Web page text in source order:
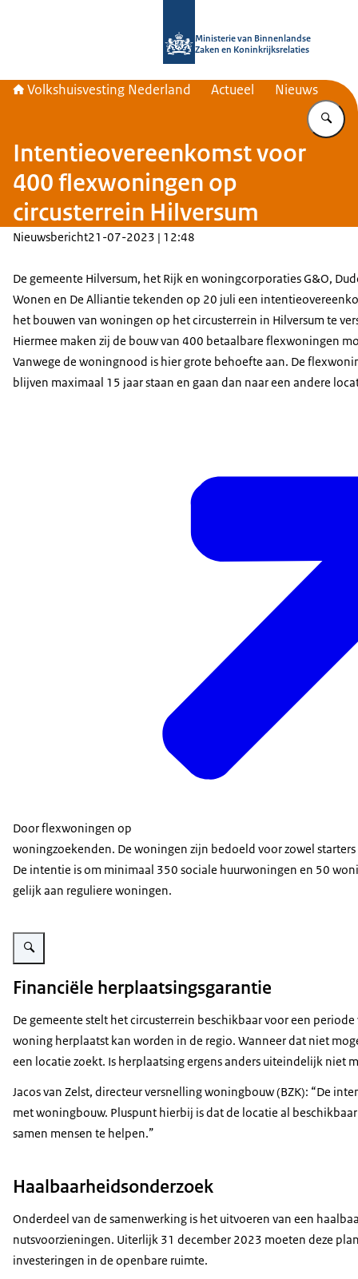
Ministerie van Binnenlandse
Zaken en Koninkrijksrelaties
Volkshuisvesting Nederland Actueel Nieuws
Intentieovereenkomst voor
400 flexwoningen op
circusterrein Hilversum
Nieuwsbericht21-07-2023 | 12:48
De gemeente Hilversum, het Rijk en woningcorporaties G&O,
Wonen en De Alliantie tekenden op 20 juli een
het bouwen van woningen op het circusterrein in Hilversum te
Hiermee maken zij de bouw van 400 betaalbare flexwoningen
Vanwege de woningnood is hier grote behoefte aan. De
blijven maximaal 15 jaar staan en gaan dan naar een andere
Door flexwoningen op
woningzoekenden. De woningen zijn bedoeld voor zowel
De intentie is om minimaal 350 sociale huurwoningen en 50
gelijk aan reguliere woningen.
Vergroot afbeelding Flexwoningen Hilversum vanuit de lucht
Financiële herplaatsingsgarantie
De gemeente stelt het circusterrein beschikbaar voor een
woning herplaatst kan worden in de regio. Wanneer dat niet
een locatie zoekt. Is herplaatsing ergens anders uiteindelijk niet
Jacos van Zelst, directeur versnelling woningbouw (BZK): “De
met woningbouw. Pluspunt hierbij is dat de locatie al
samen mensen te helpen.”
Haalbaarheidsonderzoek
Onderdeel van de samenwerking is het uitvoeren van een
nutsvoorzieningen. Uiterlijk 31 december 2023 moeten deze
investeringen in de openbare ruimte.